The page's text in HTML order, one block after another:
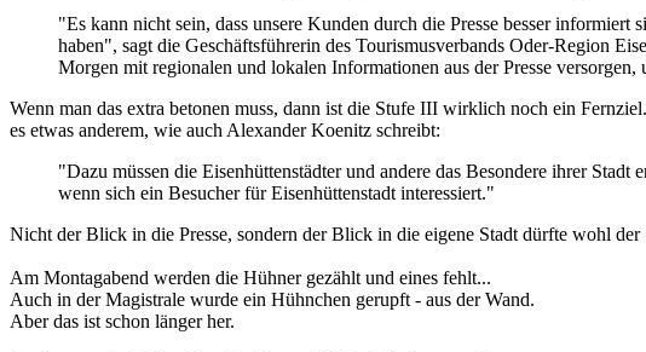
"Es kann nicht sein, dass unsere Kunden durch die Presse besser
haben", sagt die Geschäftsführerin des Tourismusverbands Oder-Region
Morgen mit regionalen und lokalen Informationen aus der Presse versorgen,
Wenn man das extra betonen muss, dann ist die Stufe III wirklich noch ein
es etwas anderem, wie auch Alexander Koenitz schreibt:
"Dazu müssen die Eisenhüttenstädter und andere das Besondere ihrer
wenn sich ein Besucher für Eisenhüttenstadt interessiert."
Nicht der Blick in die Presse, sondern der Blick in die eigene Stadt dürfte wohl der
Am Montagabend werden die Hühner gezählt und eines fehlt...
Auch in der Magistrale wurde ein Hühnchen gerupft - aus der Wand.
Aber das ist schon länger her.